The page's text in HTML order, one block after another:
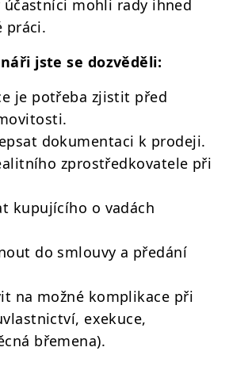
účastníci mohli rady ihned
práci.
jste se dozvěděli:
je potřeba zjistit před
dokumentaci k prodeji.
zprostředkovatele při
kupujícího o vadách
do smlouvy a předání
na možné komplikace při
exekuce,
břemena).